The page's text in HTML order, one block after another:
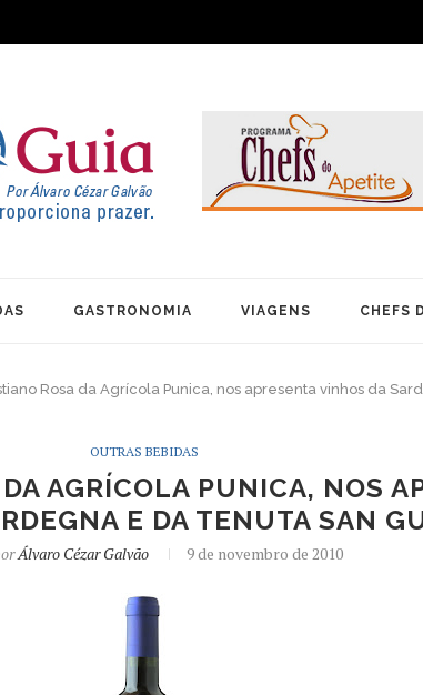
GASTRONOMIA VIAGENS CHEFS
Rosa da Agrícola Punica, nos apresenta vinhos da
OUTRAS BEBIDAS
AGRÍCOLA PUNICA, NOS
E DA TENUTA SAN
Álvaro Cézar Galvão 9 de novembro de 2010